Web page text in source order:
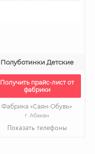
Полуботинки Детские
Получить прайс-лист от
фабрики
Фабрика «Саян-Обувь»
г. Абакан
Показать телефоны